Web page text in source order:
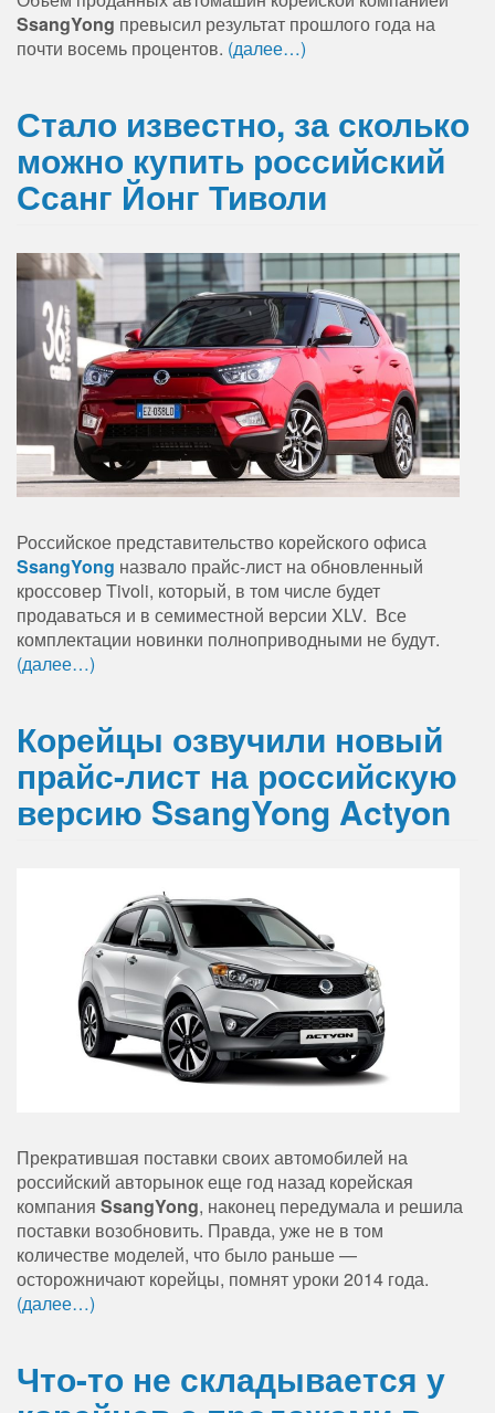
SsangYong превысил результат прошлого года на
почти восемь процентов. (далее…)
Стало известно, за сколько
можно купить российский
Ссанг Йонг Тиволи
Российское представительство корейского офиса
SsangYong назвало прайс-лист на обновленный
кроссовер Tivoli, который, в том числе будет
продаваться и в семиместной версии XLV. Все
комплектации новинки полноприводными не будут.
(далее…)
Корейцы озвучили новый
прайс-лист на российскую
версию SsangYong Actyon
Прекратившая поставки своих автомобилей на
российский авторынок еще год назад корейская
компания SsangYong, наконец передумала и решила
поставки возобновить. Правда, уже не в том
количестве моделей, что было раньше —
осторожничают корейцы, помнят уроки 2014 года.
(далее…)
Что-то не складывается у